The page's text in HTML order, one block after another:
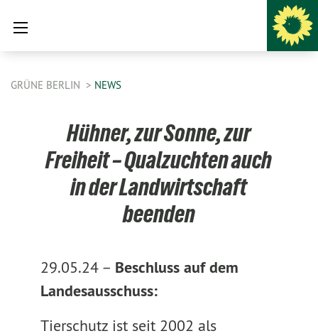
GRÜNE BERLIN NEWS
Hühner, zur Sonne, zur
Freiheit – Qualzuchten auch
in der Landwirtschaft
beenden
29.05.24 – Beschluss auf dem
Landesausschuss:
Tierschutz ist seit 2002 als